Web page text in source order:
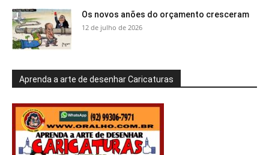
Os novos anões do orçamento cresceram
12 de julho de 2026
Aprenda a arte de desenhar Caricaturas